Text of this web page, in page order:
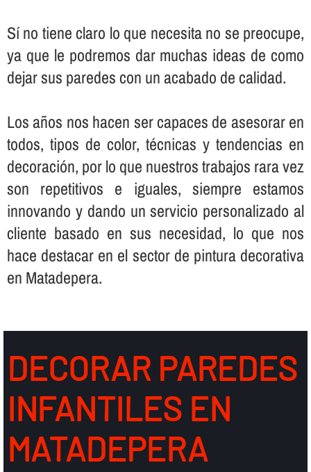
Sí­ no tiene claro lo que necesita no se preocupe,
ya que le podremos dar muchas ideas de como
dejar sus paredes con un acabado de calidad.
Los años nos hacen ser capaces de asesorar en
todos, tipos de color, técnicas y tendencias en
decoración, por lo que nuestros trabajos rara vez
son repetitivos e iguales, siempre estamos
innovando y dando un servicio personalizado al
cliente basado en sus necesidad, lo que nos
hace destacar en el sector de pintura decorativa
en Matadepera.
DECORAR PAREDES
INFANTILES EN
MATADEPERA